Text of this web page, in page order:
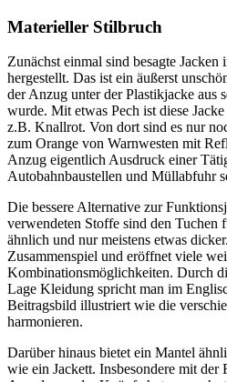
Materieller Stilbruch
Zunächst einmal sind besagte
hergestellt. Das ist ein äußerst
der Anzug unter der Plastikjacke aus
wurde. Mit etwas Pech ist diese
z.B. Knallrot. Von dort sind es nur
zum Orange von Warnwesten mit
Anzug eigentlich Ausdruck einer
Autobahnbaustellen und Müllabfuhr
Die bessere Alternative zur
verwendeten Stoffe sind den Tuchen
ähnlich und nur meistens etwas
Zusammenspiel und eröffnet viele
Kombinationsmöglichkeiten. Durch
Lage Kleidung spricht man im
Beitragsbild illustriert wie die
harmonieren.
Darüber hinaus bietet ein Mantel
wie ein Jackett. Insbesondere mit der